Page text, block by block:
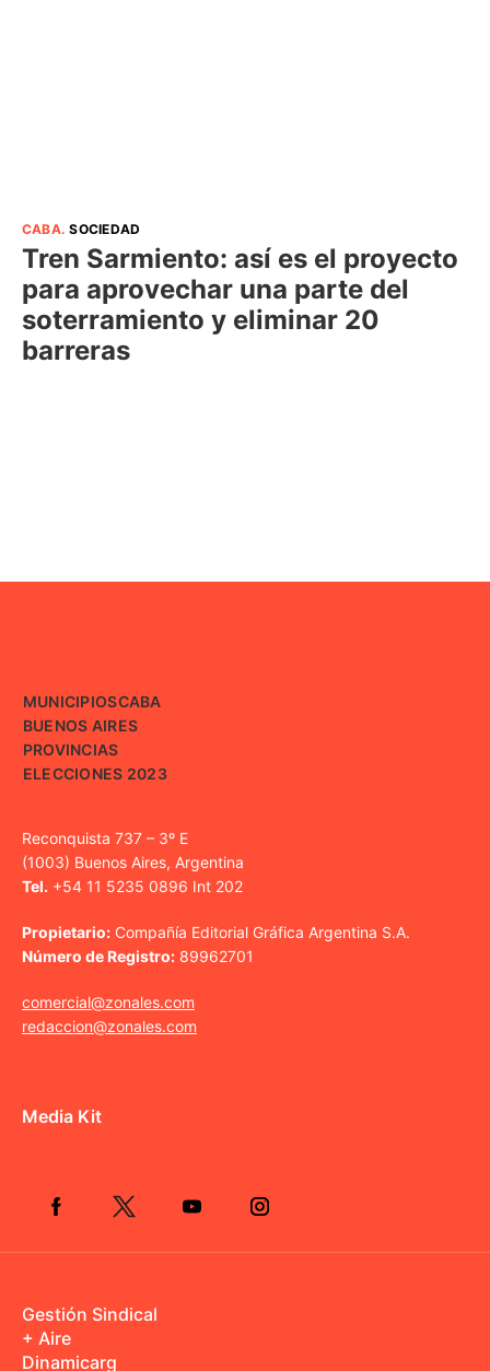
CABA.SOCIEDAD
Tren Sarmiento: así es el proyecto
para aprovechar una parte del
soterramiento y eliminar 20
barreras
MUNICIPIOSCABA
BUENOS AIRES
PROVINCIAS
ELECCIONES 2023
Reconquista 737 – 3º E
(1003) Buenos Aires, Argentina
Tel. +54 11 5235 0896 Int 202
Propietario: Compañía Editorial Gráfica Argentina S.A.
Número de Registro: 89962701
comercial@zonales.com
redaccion@zonales.com
Media Kit
Gestión Sindical
+ Aire
Dinamicarg